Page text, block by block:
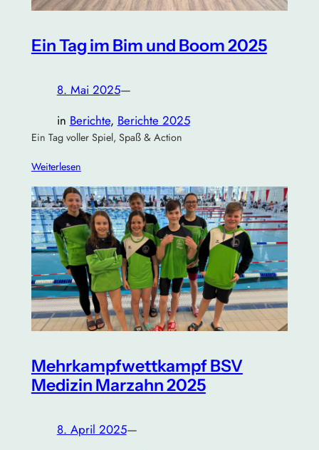
Ein Tag im Bim und Boom 2025
8. Mai 2025—
in Berichte, Berichte 2025
Ein Tag voller Spiel, Spaß & Action
Weiterlesen
Mehrkampfwettkampf BSV
Medizin Marzahn 2025
8. April 2025—